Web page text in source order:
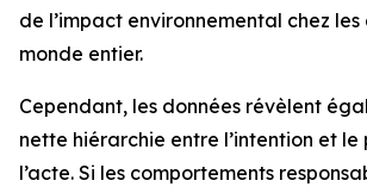
de l’impact environnemental chez
monde entier.
Cependant, les données révèlent
nette hiérarchie entre l’intention et le
l’acte. Si les comportements